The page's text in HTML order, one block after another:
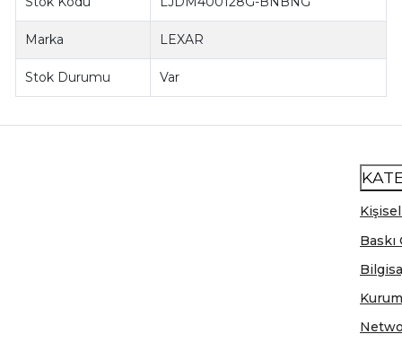
Marka LEXAR
Stok Durumu Var